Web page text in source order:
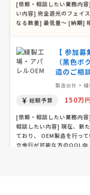
[依頼・相談したい業務内
い内容] 完全遮光のフェイ
なる数量] 最低量～ [納期]
【 参加
（黒色
造のご相
製造会社 > 縫
総額予算 150万
[依頼・相談したい業務内
相談したい内容] 現在、新
ており、 OEM製造を行っ
立歩行が可能な方のQOL